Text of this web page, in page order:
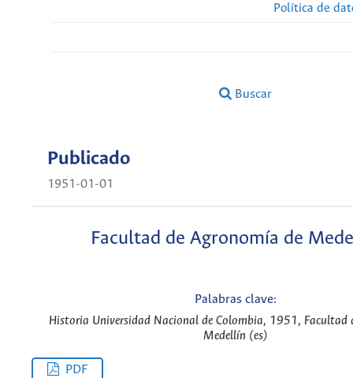
Política de
Buscar
Publicado
1951-01-01
Facultad de Agronomía de
Palabras clave:
Historia Universidad Nacional de Colombia, 1951, Facultad
Medellín (es)
PDF